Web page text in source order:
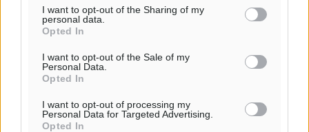
I want to opt-out of the Sharing of my
personal data.
Opted In
I want to opt-out of the Sale of my
Personal Data.
Opted In
I want to opt-out of processing my
Personal Data for Targeted Advertising.
Opted In
Καιρός «hot – dry – windy» τις επόμενες 48 ώρες στη
Ειδήσεις• πριν 4 ώρες